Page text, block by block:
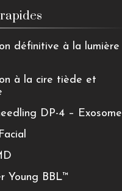
définitive à la lumière
à la cire tiède et
DP-4 –
Young BBL™